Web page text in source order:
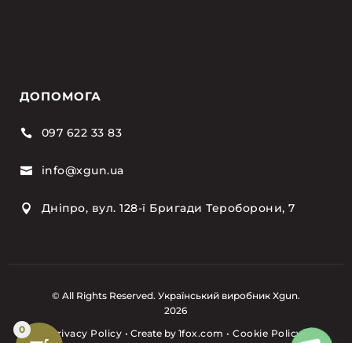
ДОПОМОГА
 097 622 33 83
 info@xgun.ua
 Дніпро, вул. 128-ї Бригади Тероборони, 7
© All Rights Reserved. Український виробник Xgun.
2026
Privacy Policy • Create by 1fox.com•Cookie Policy
0